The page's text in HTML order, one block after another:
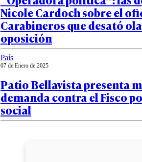
Nicole Cardoch sobre el
Carabineros que desató
oposición
País
07 de Enero de 2025
Patio Bellavista presenta
demanda contra el Fisco
social